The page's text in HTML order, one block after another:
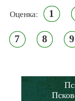
Оценка: 1
7 8 9